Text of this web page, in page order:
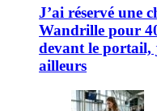
J’ai réservé une
Wandrille pour
devant le portail,
ailleurs